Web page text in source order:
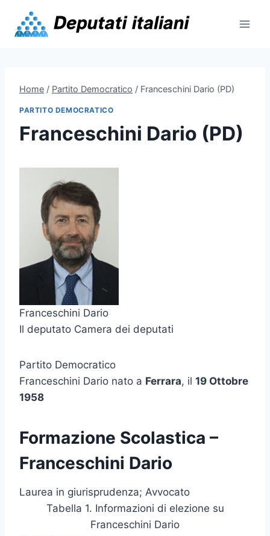
content
Home / Partito Democratico / Franceschini Dario (PD)
PARTITO DEMOCRATICO
Franceschini Dario (PD)
Franceschini Dario
Il deputato Camera dei deputati
Partito Democratico
Franceschini Dario nato a Ferrara, il 19 Ottobre
1958
Formazione Scolastica –
Franceschini Dario
Laurea in giurisprudenza; Avvocato
Tabella 1. Informazioni di elezione su
Franceschini Dario